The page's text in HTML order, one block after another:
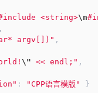
<string>\n
,
argv[])" ,
\" << endl;" ,
: "CPP语言模版"
}